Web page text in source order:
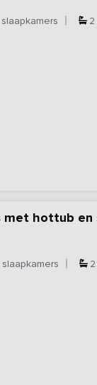
slaapkamers 2
met hottub
slaapkamers 2